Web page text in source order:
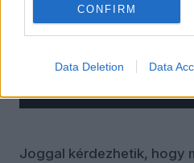
CONFIRM
Data Deletion Data
Joggal kérdezhetik, hogy